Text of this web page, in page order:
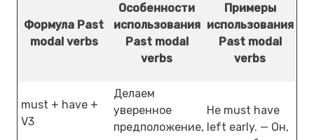
Формула Past
modal verbs
Особенности
использования
Past modal
verbs
Примеры
использования
Past modal
verbs
must + have +
V3
Делаем
уверенное
предположение,
He must have
left early. — Он,